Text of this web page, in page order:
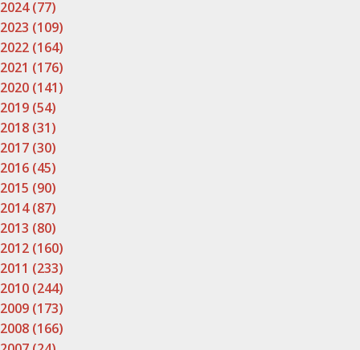
2024 (77)
2023 (109)
2022 (164)
2021 (176)
2020 (141)
2019 (54)
2018 (31)
2017 (30)
2016 (45)
2015 (90)
2014 (87)
2013 (80)
2012 (160)
2011 (233)
2010 (244)
2009 (173)
2008 (166)